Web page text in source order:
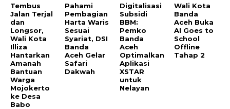
Tembus
Jalan Terjal
dan
Longsor,
Wali Kota
Illiza
Hantarkan
Amanah
Bantuan
Warga
Mojokerto
ke Desa
Babo
Pahami
Pembagian
Harta Waris
Sesuai
Syariat, DSI
Banda
Aceh Gelar
Safari
Dakwah
Digitalisasi
Subsidi
BBM:
Pemko
Banda
Aceh
Optimalkan
Aplikasi
XSTAR
untuk
Nelayan
Wali Kota
Banda
Aceh Buka
AI Goes to
School
Offline
Tahap 2